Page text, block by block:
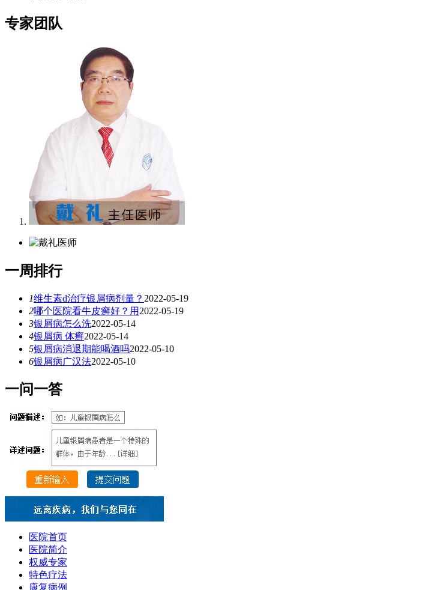
专家团队
一周排行
1维生素d治疗银屑病剂量？ 2022-05-19
2哪个医院看牛皮癣好？用 2022-05-19
3银屑病怎么洗2022-05-14
4银屑病 体癣2022-05-14
5银屑病消退期能喝酒吗2022-05-10
6银屑病广汉法2022-05-10
一问一答
医院首页
医院简介
权威专家
特色疗法
康复病例